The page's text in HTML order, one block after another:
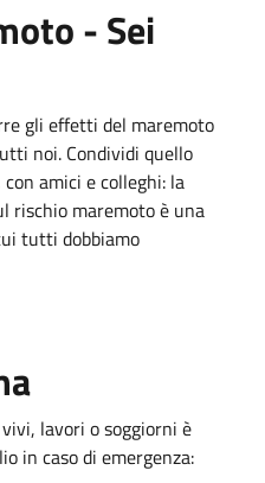
- Sei
gli effetti del maremoto
noi. Condividi quello
amici e colleghi: la
rischio maremoto è una
tutti dobbiamo
lavori o soggiorni è
in caso di emergenza: